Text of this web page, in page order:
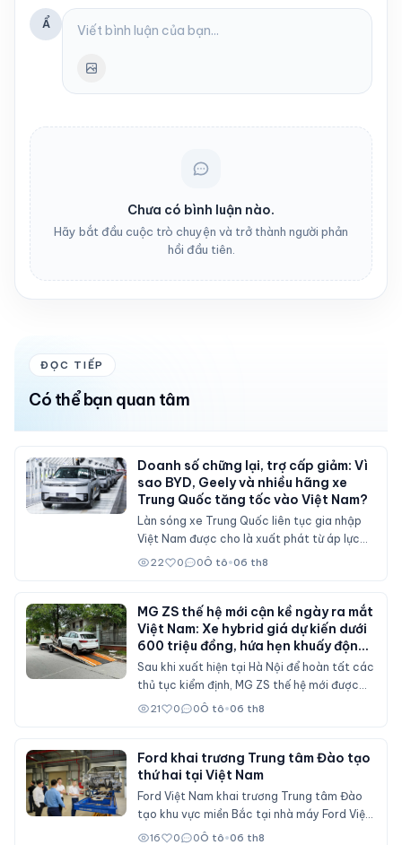
Ẩ
Chưa có bình luận nào.
Hãy bắt đầu cuộc trò chuyện và trở thành người phản
hồi đầu tiên.
ĐỌC TIẾP
Có thể bạn quan tâm
Doanh số chững lại, trợ cấp giảm: Vì
sao BYD, Geely và nhiều hãng xe
Trung Quốc tăng tốc vào Việt Nam?
Làn sóng xe Trung Quốc liên tục gia nhập
Việt Nam được cho là xuất phát từ áp lực
doanh số tại thị trường nội địa, nơi sức mua
22 0 0Ô tô•06 th8
MG ZS thế hệ mới cận kề ngày ra mắt
Việt Nam: Xe hybrid giá dự kiến dưới
600 triệu đồng, hứa hẹn khuấy động
phân khúc SUV cỡ B
Sau khi xuất hiện tại Hà Nội để hoàn tất các
thủ tục kiểm định, MG ZS thế hệ mới được
cho là sẽ sớm mở bán tại Việt Nam với nhiều
trực tiếp Mitsubishi Xforce, Kia Seltos và
Honda HR-V.
21 0 0Ô tô•06 th8
Ford khai trương Trung tâm Đào tạo
thứ hai tại Việt Nam
Ford Việt Nam khai trương Trung tâm Đào
tạo khu vực miền Bắc tại nhà máy Ford Việt
Nam (Hải Phòng), đóng vai trò đào tạo cho
16 0 0Ô tô•06 th8